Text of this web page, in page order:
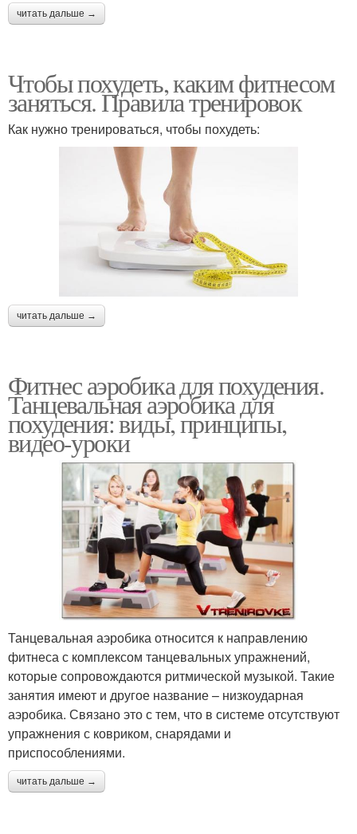
читать дальше →
Чтобы похудеть, каким фитнесом
заняться. Правила тренировок
Как нужно тренироваться, чтобы похудеть:
читать дальше →
Фитнес аэробика для похудения.
Танцевальная аэробика для
похудения: виды, принципы,
видео-уроки
Танцевальная аэробика относится к направлению
фитнеса с комплексом танцевальных упражнений,
которые сопровождаются ритмической музыкой. Такие
занятия имеют и другое название – низкоударная
аэробика. Связано это с тем, что в системе отсутствуют
упражнения с ковриком, снарядами и
приспособлениями.
читать дальше →